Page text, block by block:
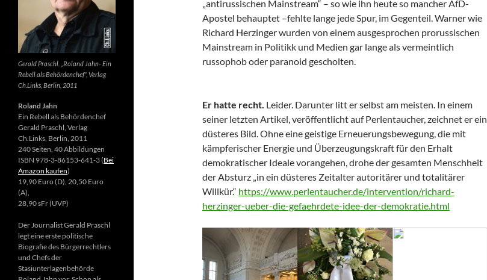
„antirussischen Mainstream“ – so wie ihn heute so mancher AfD-
Apostel behauptet –fehlte lange jede Spur, im Gegenteil. Warner wie
Richard Herzinger wurden von einem ausgesprochen prorussischen
Mainstream in Politikk und Medien gar lange als vermeintlich
russophob oder paranoid gescholten.
Er hatte recht. Leider. Darunter litt er selbst am meisten. In einem
seiner letzten Artikel, veröffentlicht auf Perlentaucher, zeichnet er ein
düsteres Bild. Ohne eine geistige Erneuerungsbewegung, die mit
kämpferischer Energie und Überzeugungskraft für den Erhalt
demokratischer Ideale vorangehen, drohe der gesamten Menschheit
der Absturz „in ein düsteres Zeitalter autoritärer und totalitärer
Willkür.“ https://www.perlentaucher.de/intervention/richard-
herzinger-ueber-die-gefaehrdete-idee-der-demokratie.html
Gerald Praschl. „Roland Jahn- Ein
Rebell als Behördenchef“, Verlag
Ch.Links, Berlin, 2011
Roland Jahn
Ein Rebell als Behördenchef
Gerald Praschl, Verlag
Ch.Links, Berlin, 2011
240 Seiten, 40 Abbildungen
ISBN 978-3-86153-641-3 (Bei
Amazon kaufen)
19,90 Euro (D), 20,50 Euro
(A),
28,90 sFr (UVP)
Der Journalist Gerald Praschl
legt eine erste politische
Biografie des Bürgerrechtlers
und Chefs der
Stasiunterlagenbehörde